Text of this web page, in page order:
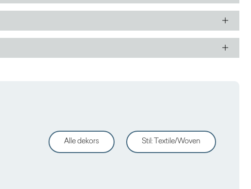
Alle dekors Stil : Textile/Woven